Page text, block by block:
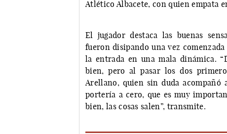
Atlético Albacete, con quien empata
El jugador destaca las buenas
fueron disipando una vez
la entrada en una mala dinámica.
bien, pero al pasar los dos
Arellano, quien sin duda acompañó
portería a cero, que es muy
bien, las cosas salen”, transmite.